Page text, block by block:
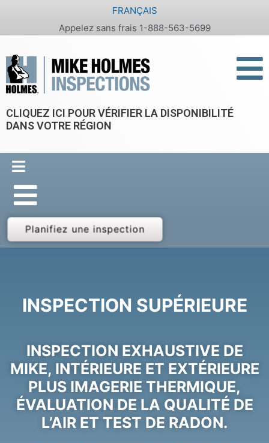
contenu
FRANÇAIS
Appelez sans frais 1-888-563-5699
CLIQUEZ ICI POUR VÉRIFIER LA DISPONIBILITÉ
DANS VOTRE RÉGION
Planifiez une inspection
INSPECTION SUPÉRIEURE
INSPECTION EXHAUSTIVE DE
MIKE, INTÉRIEURE ET EXTÉRIEURE
PLUS IMAGERIE THERMIQUE,
ÉVALUATION DE LA QUALITÉ DE
L’AIR ET TEST DE RADON.